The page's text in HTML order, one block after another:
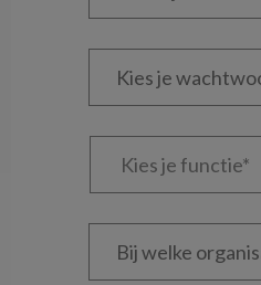
Kies
Kies
Bij
welke